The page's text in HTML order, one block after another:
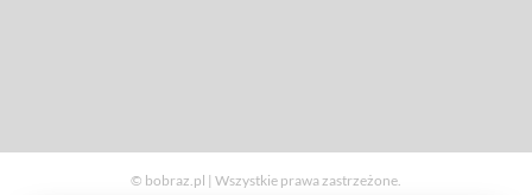
© bobraz.pl | Wszystkie prawa zastrzeżone.